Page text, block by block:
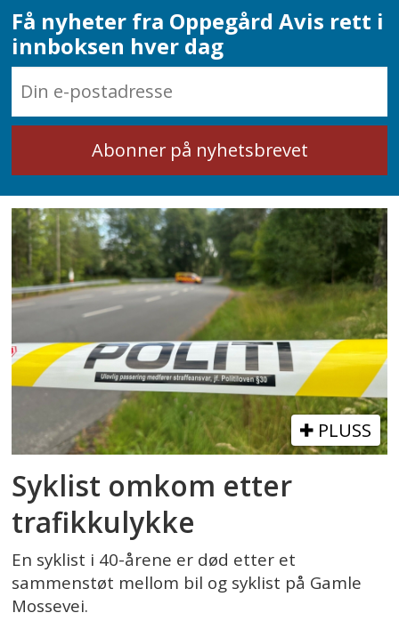
Få nyheter fra Oppegård Avis rett i
innboksen hver dag
PLUSS
Syklist omkom etter
trafikkulykke
En syklist i 40-årene er død etter et
sammenstøt mellom bil og syklist på Gamle
Mossevei.